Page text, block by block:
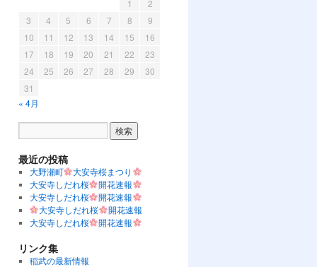
1
2
3
4 5 6 7 8
9
10
11 12 13 14 15
16
17
18 19 20 21 22
23
24
25 26 27 28 29
30
31
« 4月
最近の投稿
大野瀬町
大安寺桜まつり
大安寺しだれ桜
開花速報
大安寺しだれ桜
開花速報
大安寺しだれ桜
開花速報
大安寺しだれ桜
開花速報
リンク集
稲武の最新情報